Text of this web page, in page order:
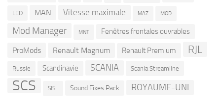
LED MAN Vitesse maximale MAZ MOD
Mod Manager MNT Fenêtres frontales ouvrables
ProMods Renault Magnum Renault Premium RJL
Russie Scandinavie SCANIA Scania Streamline
SCS SISL Sound Fixes Pack ROYAUME-UNI